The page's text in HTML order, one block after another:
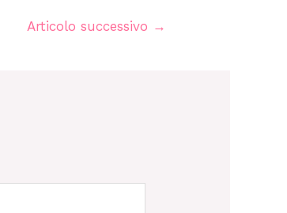
Articolo successivo →